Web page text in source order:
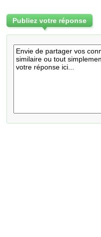
Publiez votre réponse